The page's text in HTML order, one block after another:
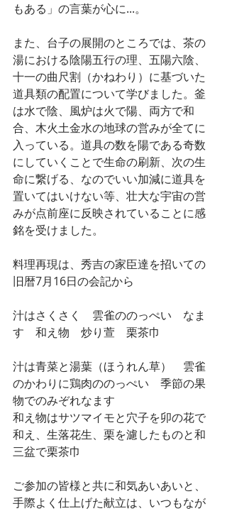
もある」の言葉が心に...。
また、台子の展開のところでは、茶の
湯における陰陽五行の理、五陽六陰、
十一の曲尺割（かねわり）に基づいた
道具類の配置について学びました。釜
は水で陰、風炉は火で陽、両方で和
合、木火土金水の地球の営みが全てに
入っている。道具の数を陽である奇数
にしていくことで生命の刷新、次の生
命に繋げる、なのでいい加減に道具を
置いてはいけない等、壮大な宇宙の営
みが点前座に反映されていることに感
銘を受けました。
料理再現は、秀吉の家臣達を招いての
旧暦7月16日の会記から
汁はさくさく　雲雀ののっぺい　なま
す　和え物　炒り萱　栗茶巾
汁は青菜と湯葉（ほうれん草）　雲雀
のかわりに鶏肉ののっぺい　季節の果
物でのみぞれなます
和え物はサツマイモと穴子を卯の花で
和え、生落花生、栗を濾したものと和
三盆で栗茶巾
ご参加の皆様と共に和気あいあいと、
手際よく仕上げた献立は、いつもなが